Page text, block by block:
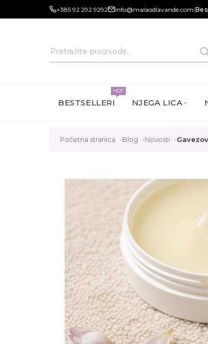
+385 92 292 9292 info@malaodlavande.com|
BESTSELLERI
HOT
NJEGA LICA
Početna stranica Blog Novosti